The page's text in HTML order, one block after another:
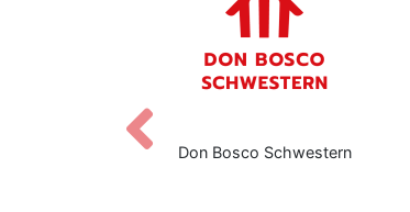
Don Bosco Schwestern
Zurück